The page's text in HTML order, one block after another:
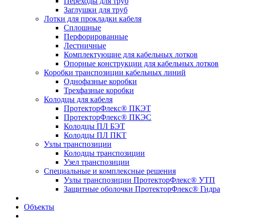
Заглушки для труб
Лотки для прокладки кабеля
Сплошные
Перфорированные
Лестничные
Комплектующие для кабельных лотков
Опорные конструкции для кабельных лотков
Коробки транспозиции кабельных линий
Однофазные коробки
Трехфазные коробки
Колодцы для кабеля
ПротекторФлекс® ПКЭТ
ПротекторФлекс® ПКЭС
Колодцы ПЛ БЭТ
Колодцы ПЛ ПКТ
Узлы транспозиции
Колодцы транспозиции
Узел транспозиции
Специальные и комплексные решения
Узлы транспозиции ПротекторФлекс® УТП
Защитные оболочки ПротекторФлекс® Гидра
Объекты